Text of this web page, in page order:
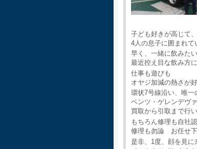
子ども好きが高じて、
4人の息子に囲まれて
早く、一緒に飲みた
最近控え目な飲み方
仕事も遊びも
オヤジ加減の熱さが好
環状7号線沿い、唯一
ベンツ・ゲレンデヴ
買取から引取まで行い
もちろん修理も自社
修理も勿論 お任せ下
是非、1度、顔を見に